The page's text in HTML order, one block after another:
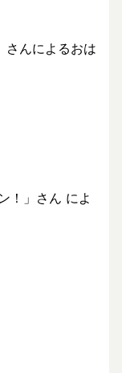
さんによるおは
！」さん によ